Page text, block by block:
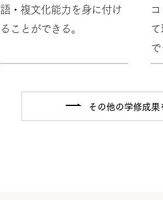
語・複文化能力を身に付け
ることができる。
で
その他の学修成